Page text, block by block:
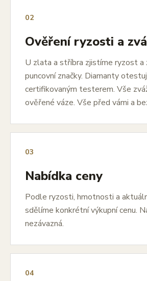
02
Ověření ryzosti a
U zlata a stříbra zjistíme ryzost a
puncovní značky. Diamanty
certifikovaným testerem. Vše
ověřené váze. Vše před vámi a
03
Nabídka ceny
Podle ryzosti, hmotnosti a
sdělíme konkrétní výkupní cenu.
nezávazná.
04